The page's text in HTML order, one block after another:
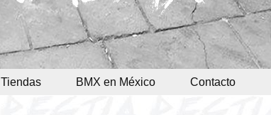
Tiendas BMX en México Contacto